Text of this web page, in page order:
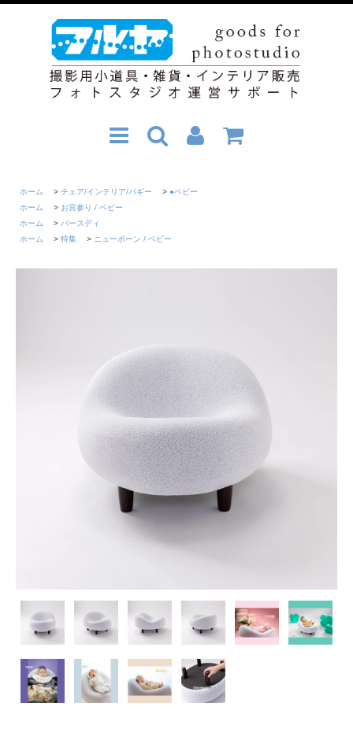
ホーム > チェア/インテリア/バギー > ●ベビー
ホーム
> お宮参り / ベビー
ホーム
> バースディ
ホーム
> 特集 > ニューボーン / ベビー